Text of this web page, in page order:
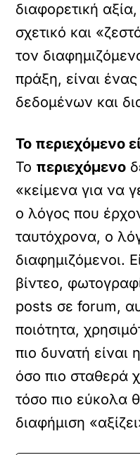
διαφορετική
σχετικό και
τον
πράξη, είναι
δεδομένων και
Το περιεχόμενο
Το περιεχόμενο
«κείμενα για να
ο λόγος που
ταυτόχρονα, ο
διαφημιζόμενοι.
βίντεο,
posts σε forum,
ποιότητα,
πιο δυνατή είναι
όσο πιο σταθερά
τόσο πιο εύκολα
διαφήμιση